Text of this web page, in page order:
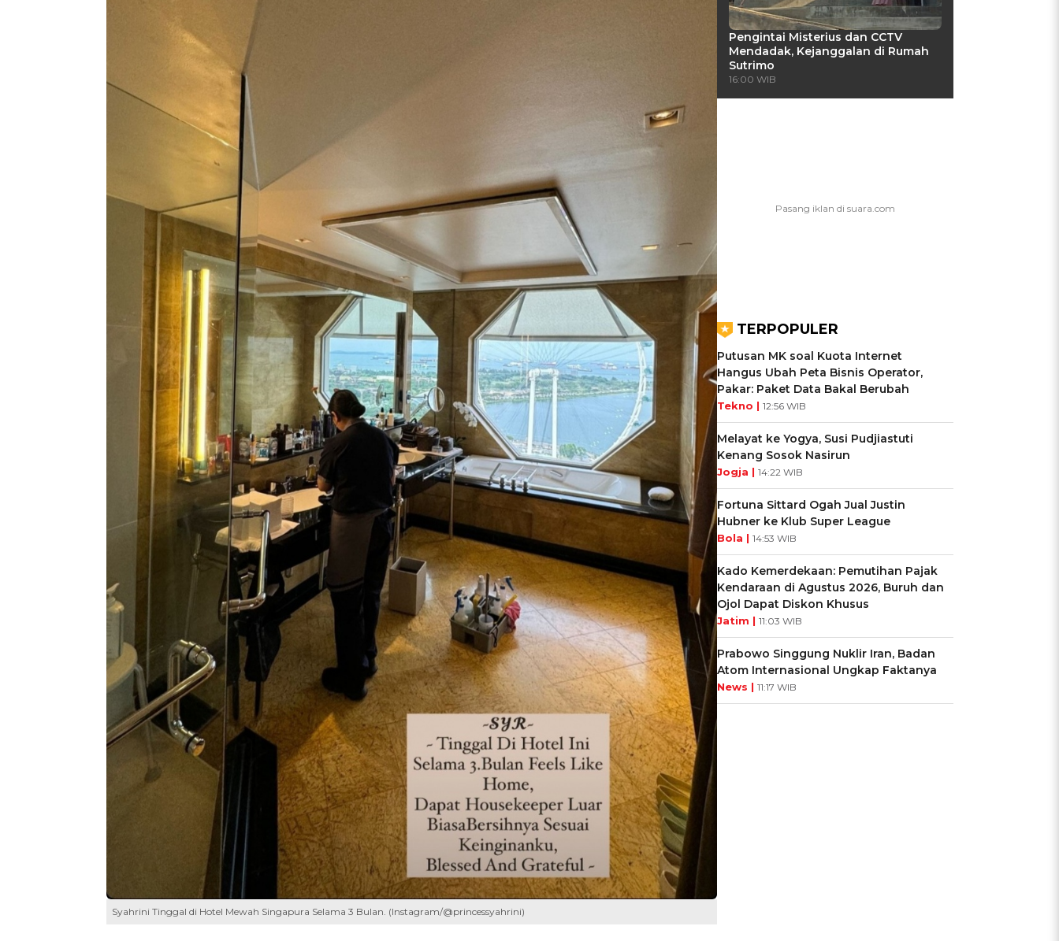
Syahrini Tinggal di Hotel Mewah Singapura Selama 3 Bulan. (Instagram/@princessyahrini)
Pengintai Misterius dan CCTV
Mendadak, Kejanggalan di Rumah
Sutrimo
16:00 WIB
TERPOPULER
Putusan MK soal Kuota Internet
Hangus Ubah Peta Bisnis Operator,
Pakar: Paket Data Bakal Berubah
Tekno | 12:56 WIB
Melayat ke Yogya, Susi Pudjiastuti
Kenang Sosok Nasirun
Jogja | 14:22 WIB
Fortuna Sittard Ogah Jual Justin
Hubner ke Klub Super League
Bola | 14:53 WIB
Kado Kemerdekaan: Pemutihan Pajak
Kendaraan di Agustus 2026, Buruh dan
Ojol Dapat Diskon Khusus
Jatim | 11:03 WIB
Prabowo Singgung Nuklir Iran, Badan
Atom Internasional Ungkap Faktanya
News | 11:17 WIB